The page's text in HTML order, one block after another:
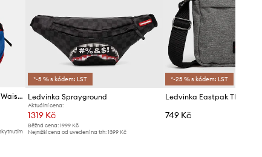
Ledvinka Jansport Washington Waistpack
*-5 % s kódem: LST
Ledvinka Sprayground
Aktuální cena:
1319 Kč
Běžná cena:1999 Kč
Nejnižší cena od uvedení na trh:1399 Kč
*-25 % s kódem: LST
Ledvinka Eastpak THE ONE
749 Kč